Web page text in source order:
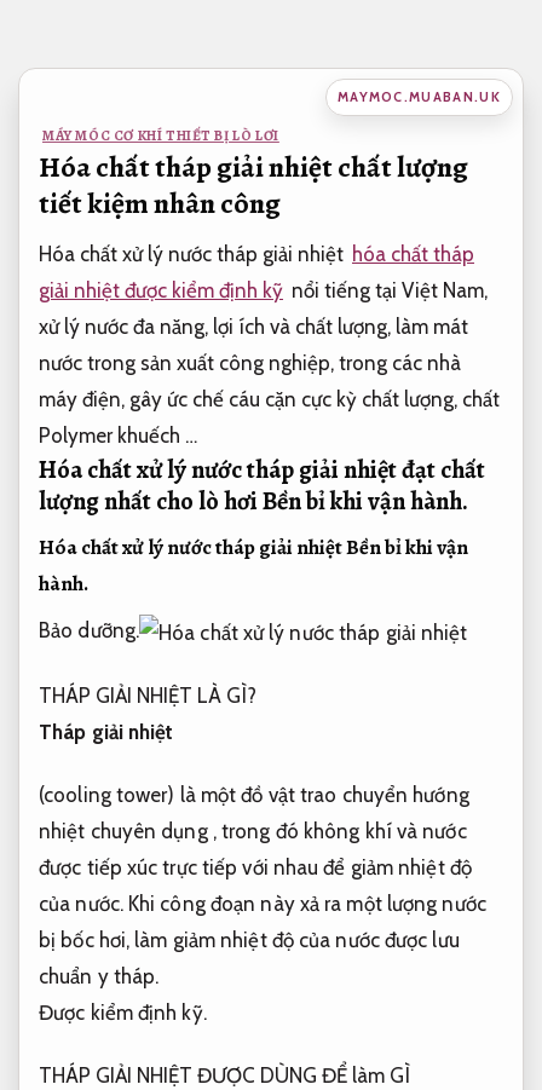
dung
MAYMOC.MUABAN.UK
MÁY MÓC CƠ KHÍ THIẾT BỊ LÒ LƠI
Hóa chất tháp giải nhiệt chất lượng
tiết kiệm nhân công
Hóa chất xử lý nước tháp giải nhiệt hóa chất tháp
giải nhiệt được kiểm định kỹ nổi tiếng tại Việt Nam,
xử lý nước đa năng, lợi ích và chất lượng, làm mát
nước trong sản xuất công nghiệp, trong các nhà
máy điện, gây ức chế cáu cặn cực kỳ chất lượng, chất
Polymer khuếch …
Hóa chất xử lý nước tháp giải nhiệt đạt chất
lượng nhất cho lò hơiBền bỉ khi vận hành.
Hóa chất xử lý nước tháp giải nhiệtBền bỉ khi vận
hành.
Bảo dưỡng.
THÁP GIẢI NHIỆT LÀ GÌ?
Tháp giải nhiệt
(cooling tower) là một đồ vật trao chuyển hướng
nhiệt chuyên dụng , trong đó không khí và nước
được tiếp xúc trực tiếp với nhau để giảm nhiệt độ
của nước. Khi công đoạn này xả ra một lượng nước
bị bốc hơi, làm giảm nhiệt độ của nước được lưu
chuẩn y tháp.
Được kiểm định kỹ.
THÁP GIẢI NHIỆT ĐƯỢC DÙNG ĐỂ làm GÌ